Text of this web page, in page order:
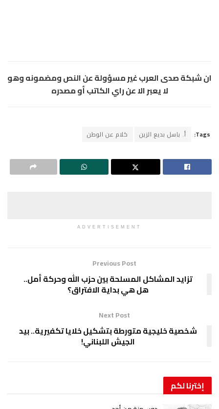
ان شبكة صدى العرب غير مسؤولة عن النص ومضمونه وهو
لا يعبر الا عن راي الكاتب أو مصدره
Tags: أ. باسل بديع الزين كلام عن الوطن
ADVERTISEMENT
Previous Post
تزايد المشاكل المسلحة بين حزب الله وحركة أمل..
هل هي بداية الافتراق؟
Next Post
شخصية خليجية متورطة بتشكيل خلايا تكفيرية.. بيد
الجيش اللبناني!
إخترنالكم